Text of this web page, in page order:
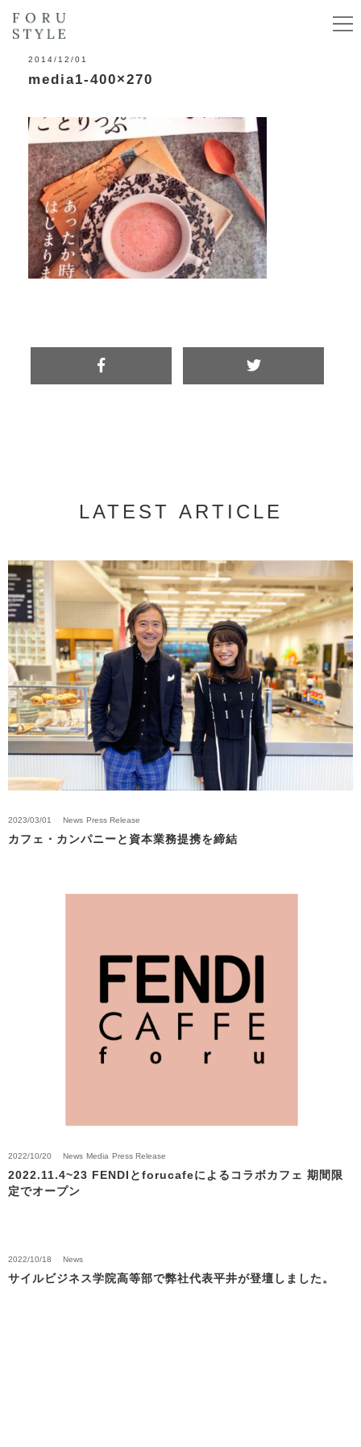
2014/12/01
media1-400×270
LATEST ARTICLE
2023/03/01 News Press Release
カフェ・カンパニーと資本業務提携を締結
2022/10/20 News Media Press Release
2022.11.4~23 FENDIとforucafeによるコラボカフェ 期間限
定でオープン
2022/10/18 News
サイルビジネス学院高等部で弊社代表平井が登壇しました。